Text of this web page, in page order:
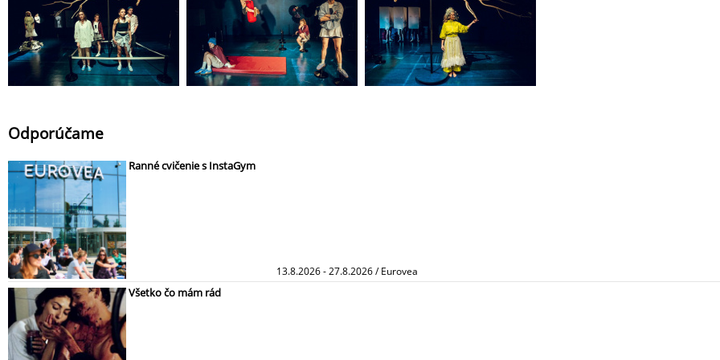
Odporúčame
Ranné cvičenie s InstaGym
13.8.2026 - 27.8.2026 / Eurovea
Všetko čo mám rád